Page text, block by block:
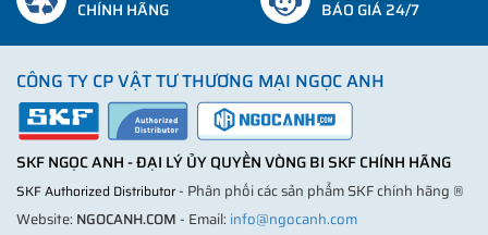
CHÍNH HÃNG
BÁO GIÁ 24/7
CÔNG TY CP VẬT TƯ THƯƠNG MẠI NGỌC ANH
SKF NGỌC ANH - ĐẠI LÝ ỦY QUYỀN VÒNG BI SKF CHÍNH HÃNG
SKF Authorized Distributor- Phân phối các sản phẩm SKF chính hãng ®
Website: NGOCANH.COM- Email: info@ngocanh.com